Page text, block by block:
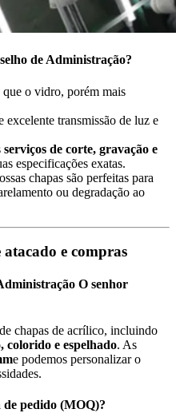
de Administração?
o vidro, porém mais
excelente transmissão de luz e
serviços de corte, gravação e
especificações exatas.
chapas são perfeitas para
ou degradação ao
e compras
O senhor
chapas de acrílico, incluindo
colorido e espelhado. As
e podemos personalizar o
pedido (MOQ)?